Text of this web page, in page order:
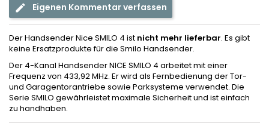
Eigenen Kommentar verfassen
Der Handsender Nice SMILO 4 ist nicht mehr lieferbar. Es gibt
keine Ersatzprodukte für die Smilo Handsender.
Der 4-Kanal Handsender NICE SMILO 4 arbeitet mit einer
Frequenz von 433,92 MHz. Er wird als Fernbedienung der Tor-
und Garagentorantriebe sowie Parksysteme verwendet. Die
Serie SMILO gewährleistet maximale Sicherheit und ist einfach
zu handhaben.